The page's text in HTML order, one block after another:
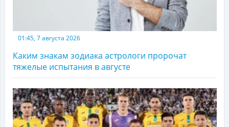
01:45, 7 августа 2026
Каким знакам зодиака астрологи пророчат
тяжелые испытания в августе